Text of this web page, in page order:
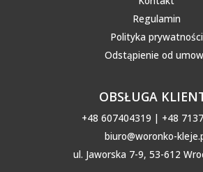
Regulamin
Polityka prywatności
Odstąpienie od
OBSŁUGA
+48 607404319 | +48
biuro@woronko-
ul. Jaworska 7-9, 53-612